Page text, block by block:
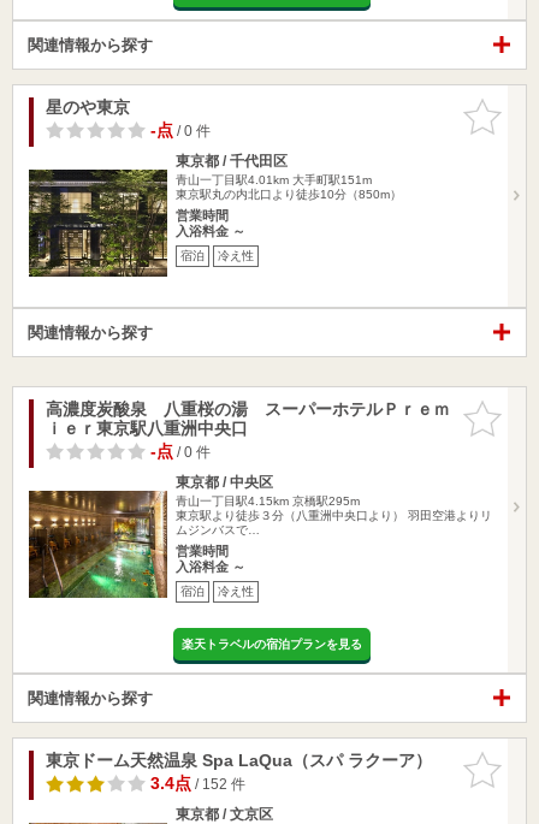
関連情報から探す
お気に入
りに追加
星のや東京
-点/ 0 件
東京都 / 千代田区
青山一丁目駅4.01km 大手町駅151m
東京駅丸の内北口より徒歩10分（850m）
営業時間
入浴料金 ～
宿泊 冷え性
関連情報から探す
お気に入
りに追加
高濃度炭酸泉 八重桜の湯 スーパーホテルＰｒｅｍ
ｉｅｒ東京駅八重洲中央口
-点/ 0 件
東京都 / 中央区
青山一丁目駅4.15km 京橋駅295m
東京駅より徒歩３分（八重洲中央口より） 羽田空港よりリ
ムジンバスで…
営業時間
入浴料金 ～
宿泊 冷え性
楽天トラベルの宿泊プランを見る
関連情報から探す
お気に入
りに追加
東京ドーム天然温泉 Spa LaQua（スパ ラクーア）
3.4点/ 152 件
東京都 / 文京区